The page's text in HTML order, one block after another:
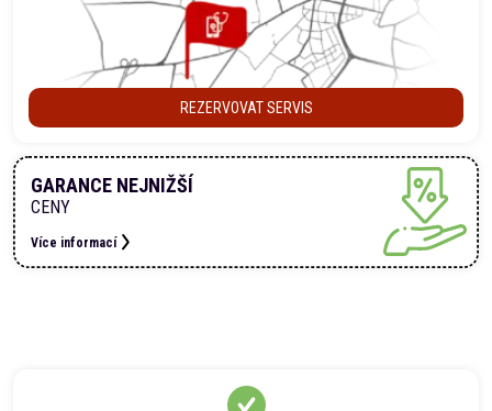
REZERVOVAT SERVIS
GARANCE NEJNIŽŠÍ
CENY
Více informací